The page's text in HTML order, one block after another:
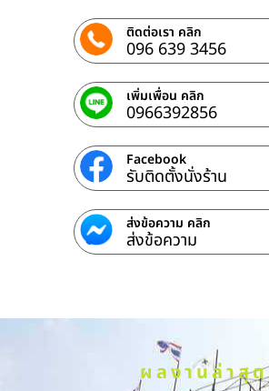
ติดต่อเรา คลิก
096 639 3456
เพิ่มเพื่อน คลิก
0966392856
Facebook
รับติดตั้งนั่งร้าน
ส่งข้อความ คลิก
ส่งข้อความ
ผลงานล่าสุด